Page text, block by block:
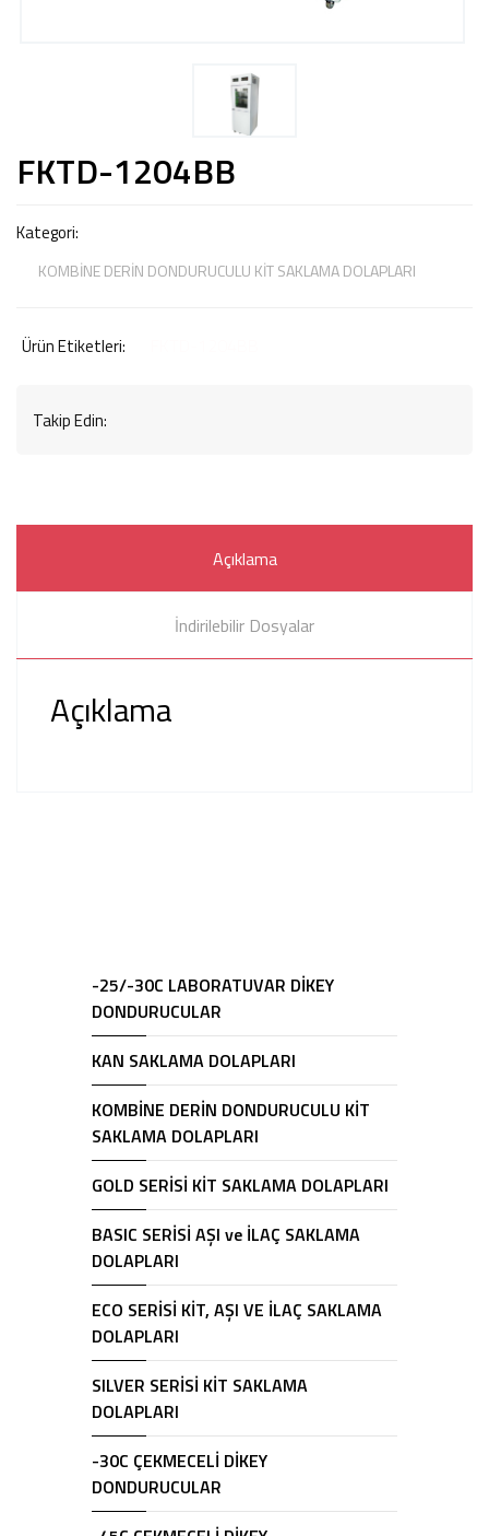
FKTD-1204BB
Kategori:
KOMBİNE DERİN DONDURUCULU KİT SAKLAMA DOLAPLARI
Ürün Etiketleri:
Takip Edin:
Açıklama
İndirilebilir Dosyalar
Açıklama
-25/-30C LABORATUVAR DİKEY
DONDURUCULAR
KAN SAKLAMA DOLAPLARI
KOMBİNE DERİN DONDURUCULU KİT
SAKLAMA DOLAPLARI
GOLD SERİSİ KİT SAKLAMA DOLAPLARI
BASIC SERİSİ AŞI ve İLAÇ SAKLAMA
DOLAPLARI
ECO SERİSİ KİT, AŞI VE İLAÇ SAKLAMA
DOLAPLARI
SILVER SERİSİ KİT SAKLAMA
DOLAPLARI
-30C ÇEKMECELİ DİKEY
DONDURUCULAR